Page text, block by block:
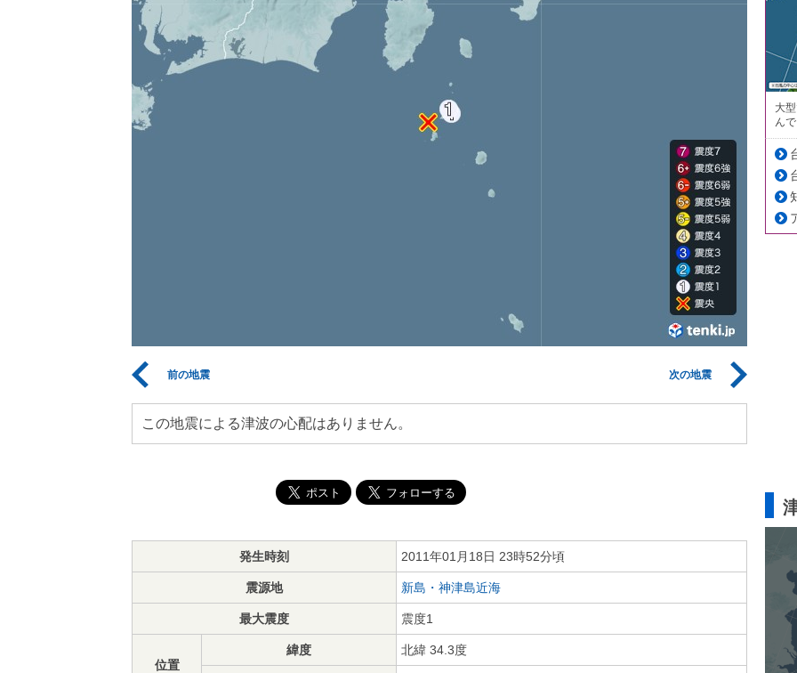
前の地震 次の地震
この地震による津波の心配はありません。
発生時刻 2011年01月18日 23時52分頃
震源地 新島・神津島近海
最大震度 震度1
位置
緯度 北緯 34.3度
大
ん